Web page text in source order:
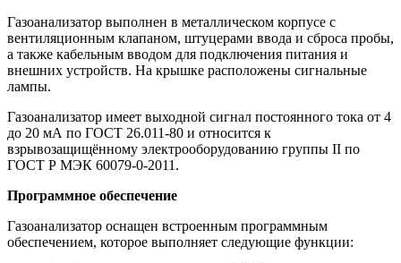
Газоанализатор выполнен в металлическом корпусе с
вентиляционным клапаном, штуцерами ввода и сброса пробы,
а также кабельным вводом для подключения питания и
внешних устройств. На крышке расположены сигнальные
лампы.
Газоанализатор имеет выходной сигнал постоянного тока от 4
до 20 мА по ГОСТ 26.011-80 и относится к
взрывозащищённому электрооборудованию группы II по
ГОСТ Р МЭК 60079-0-2011.
Программное обеспечение
Газоанализатор оснащен встроенным программным
обеспечением, которое выполняет следующие функции: